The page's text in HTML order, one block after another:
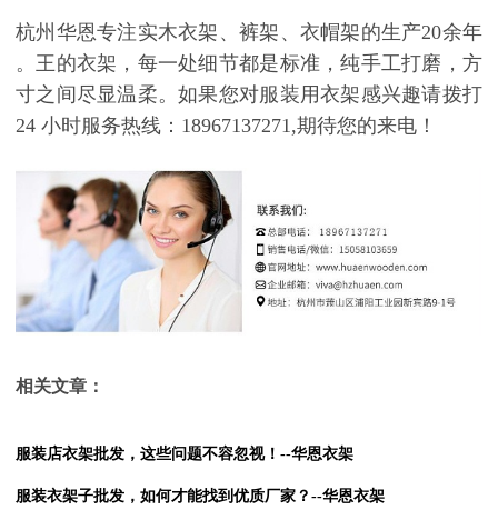
杭州华恩专注实木衣架、裤架 、衣帽架的生产20余年
。王的衣架，每一处细节都是标准 ，纯手工打磨，方
寸之间尽显温柔。如果您对服装用衣架感兴趣请拨打
24 小时服务热线： 18967137271,期待您的来电！
相关文章：
服装店衣架批发，这些问题不容忽视！--华恩衣架
服装衣架子批发，如何才能找到优质厂家？--华恩衣架